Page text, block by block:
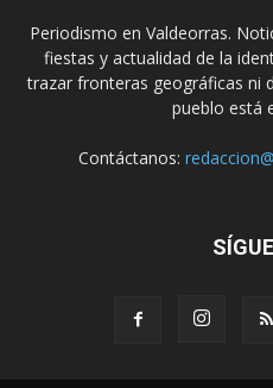
Periodismo en Valdeorras.
fiestas y actualidad de la
trazar fronteras geográficas ni
pueblo está
Contáctanos: